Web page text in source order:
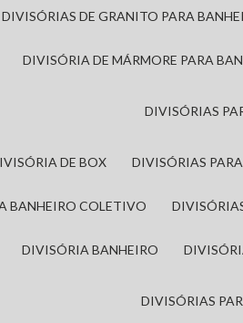
DIVISÓRIAS DE GRANITO PARA
DIVISÓRIA DE MÁRMORE PARA
DIVISÓRIAS
DIVISÓRIA DE BOX DIVISÓRIAS
BANHEIRO COLETIVO
DIVISÓRIA BANHEIRO
DIVISÓRIAS